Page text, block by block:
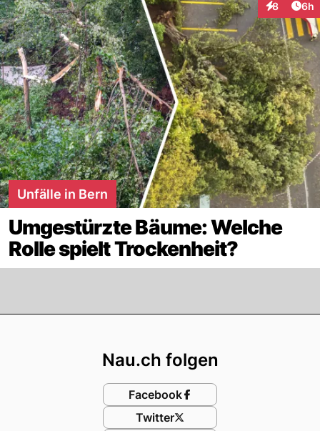
8 6h
Unfälle in Bern
Umgestürzte Bäume: Welche
Rolle spielt Trockenheit?
Nau.ch folgen
Facebook
Twitter